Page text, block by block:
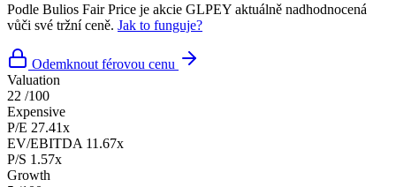
Podle Bulios Fair Price je akcie GLPEY aktuálně nadhodnocená
vůči své tržní ceně. Jak to funguje?
Odemknout férovou cenu
Valuation
22 /100
Expensive
P/E 27.41x
EV/EBITDA 11.67x
P/S 1.57x
Growth